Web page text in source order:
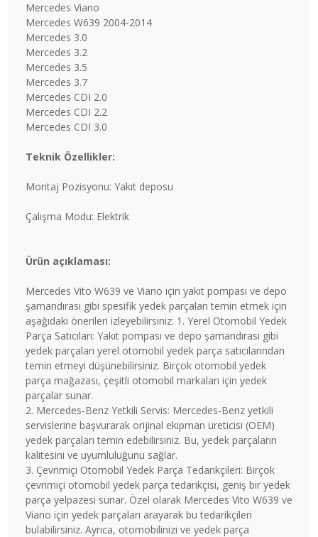
Mercedes Viano
Mercedes W639 2004-2014
Mercedes 3.0
Mercedes 3.2
Mercedes 3.5
Mercedes 3.7
Mercedes CDI 2.0
Mercedes CDI 2.2
Mercedes CDI 3.0
Teknik Özellikler:
Montaj Pozisyonu: Yakıt deposu
Çalışma Modu: Elektrik
Ürün açıklaması:
Mercedes Vito W639 ve Viano için yakıt pompası ve depo
şamandırası gibi spesifik yedek parçaları temin etmek için
aşağıdaki önerileri izleyebilirsiniz: 1. Yerel Otomobil Yedek
Parça Satıcıları: Yakıt pompası ve depo şamandırası gibi
yedek parçaları yerel otomobil yedek parça satıcılarından
temin etmeyi düşünebilirsiniz. Birçok otomobil yedek
parça mağazası, çeşitli otomobil markaları için yedek
parçalar sunar.
2. Mercedes-Benz Yetkili Servis: Mercedes-Benz yetkili
servislerine başvurarak orijinal ekipman üreticisi (OEM)
yedek parçaları temin edebilirsiniz. Bu, yedek parçaların
kalitesini ve uyumluluğunu sağlar.
3. Çevrimiçi Otomobil Yedek Parça Tedarikçileri: Birçok
çevrimiçi otomobil yedek parça tedarikçisi, geniş bir yedek
parça yelpazesi sunar. Özel olarak Mercedes Vito W639 ve
Viano için yedek parçaları arayarak bu tedarikçileri
bulabilirsiniz. Ayrıca, otomobilinizi ve yedek parça